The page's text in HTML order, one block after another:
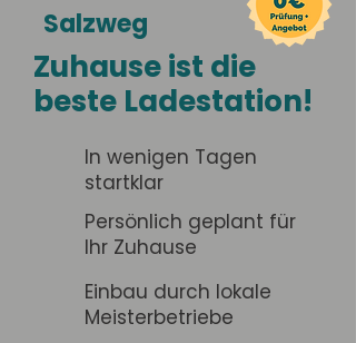
Salzweg
Zuhause ist die
beste Ladestation!
In wenigen Tagen
startklar
Persönlich geplant für
Ihr Zuhause
Einbau durch lokale
Meisterbetriebe